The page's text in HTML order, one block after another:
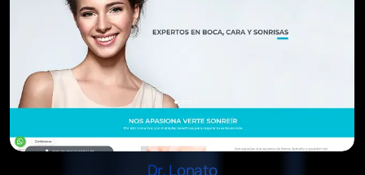
Dr. Lonato